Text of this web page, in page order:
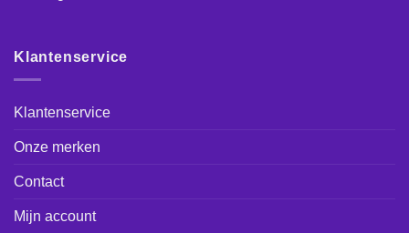
Klantenservice
Klantenservice
Onze merken
Contact
Mijn account